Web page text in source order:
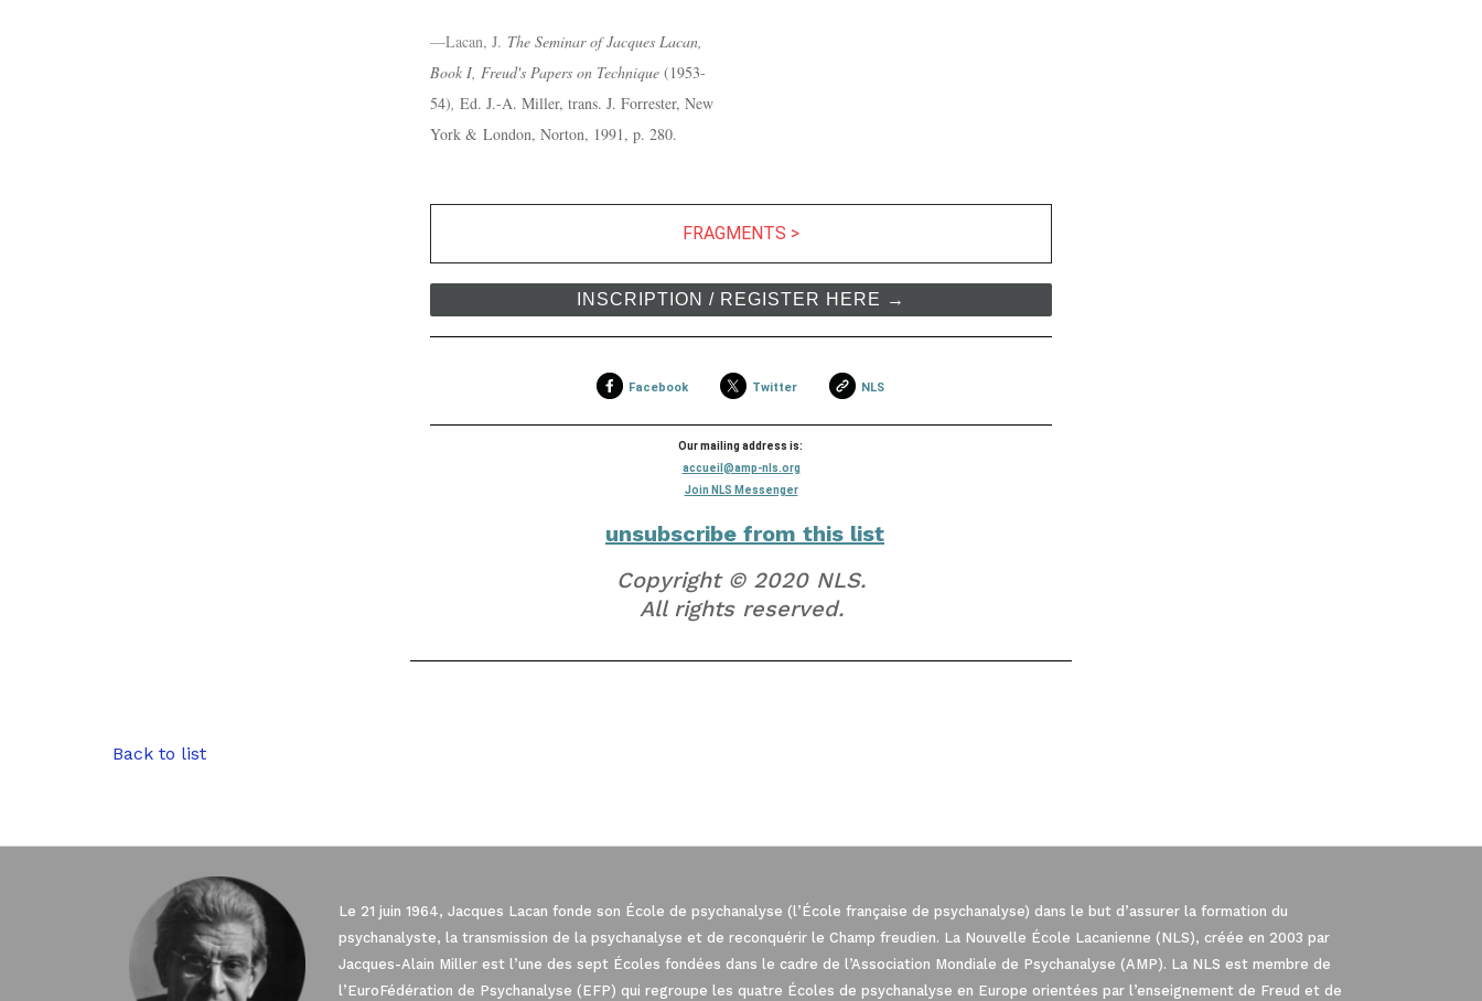
—Lacan, J. The Seminar of Jacques Lacan,
Book I, Freud's Papers on Technique (1953-
54), Ed. J.-A. Miller, trans. J. Forrester, New
York & London, Norton, 1991, p. 280.
FRAGMENTS >
INSCRIPTION / REGISTER HERE →
Facebook Twitter NLS
Our mailing address is:
accueil@amp-nls.org
Join NLS Messenger
unsubscribe from this list
Copyright © 2020 NLS.
All rights reserved.
Back to list
Le 21 juin 1964, Jacques Lacan fonde son École de psychanalyse (l’École française de psychanalyse) dans le but d’assurer la formation du
psychanalyste, la transmission de la psychanalyse et de reconquérir le Champ freudien. La Nouvelle École Lacanienne (NLS), créée en 2003 par
Jacques-Alain Miller est l’une des sept Écoles fondées dans le cadre de l’Association Mondiale de Psychanalyse (AMP). La NLS est membre de
l’EuroFédération de Psychanalyse (EFP) qui regroupe les quatre Écoles de psychanalyse en Europe orientées par l’enseignement de Freud et de